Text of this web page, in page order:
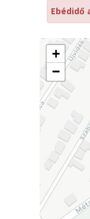
+
−
Ebédidő